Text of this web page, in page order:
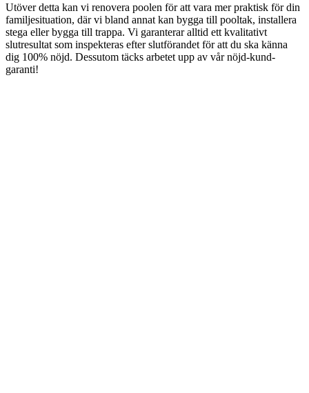
Utöver detta kan vi renovera poolen för att vara mer praktisk för din
familjesituation, där vi bland annat kan bygga till pooltak, installera
stega eller bygga till trappa. Vi garanterar alltid ett kvalitativt
slutresultat som inspekteras efter slutförandet för att du ska känna
dig 100% nöjd. Dessutom täcks arbetet upp av vår nöjd-kund-
garanti!